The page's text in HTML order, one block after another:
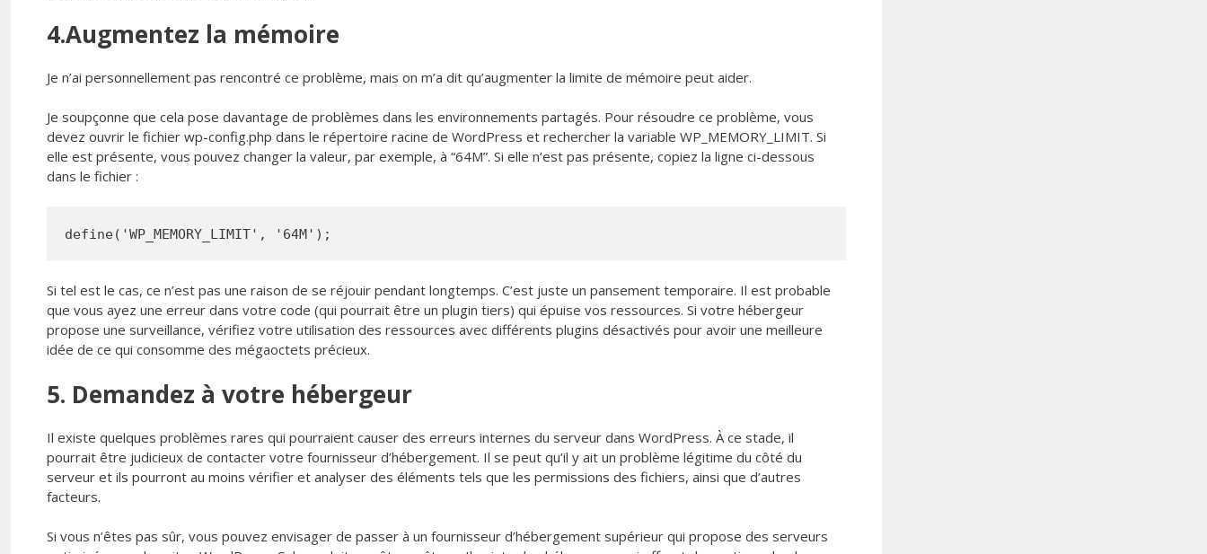
4.Augmentez la mémoire
Je n’ai personnellement pas rencontré ce problème, mais on m’a dit qu’augmenter la limite de mémoire peut aider.
Je soupçonne que cela pose davantage de problèmes dans les environnements partagés. Pour résoudre ce problème, vous
devez ouvrir le fichier wp-config.php dans le répertoire racine de WordPress et rechercher la variable WP_MEMORY_LIMIT. Si
elle est présente, vous pouvez changer la valeur, par exemple, à “64M”. Si elle n’est pas présente, copiez la ligne ci-dessous
dans le fichier :
define('WP_MEMORY_LIMIT', '64M');
Si tel est le cas, ce n’est pas une raison de se réjouir pendant longtemps. C’est juste un pansement temporaire. Il est probable
que vous ayez une erreur dans votre code (qui pourrait être un plugin tiers) qui épuise vos ressources. Si votre hébergeur
propose une surveillance, vérifiez votre utilisation des ressources avec différents plugins désactivés pour avoir une meilleure
idée de ce qui consomme des mégaoctets précieux.
5. Demandez à votre hébergeur
Il existe quelques problèmes rares qui pourraient causer des erreurs internes du serveur dans WordPress. À ce stade, il
pourrait être judicieux de contacter votre fournisseur d’hébergement. Il se peut qu’il y ait un problème légitime du côté du
serveur et ils pourront au moins vérifier et analyser des éléments tels que les permissions des fichiers, ainsi que d’autres
facteurs.
Si vous n’êtes pas sûr, vous pouvez envisager de passer à un fournisseur d’hébergement supérieur qui propose des serveurs